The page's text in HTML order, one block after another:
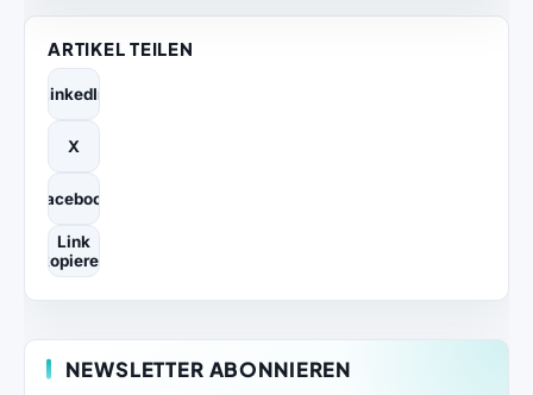
ARTIKEL TEILEN
LinkedIn
X
Facebook
Link
kopieren
NEWSLETTER ABONNIEREN